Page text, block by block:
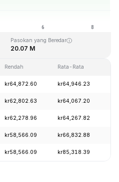
GMT+0
Pasokan yang Beredar
20.07 M
Rendah Rata-Rata
kr64,872.60 kr64,946.23
kr62,802.63 kr64,067.20
kr62,278.96 kr64,267.82
kr58,566.09 kr66,832.88
kr58,566.09 kr85,318.39